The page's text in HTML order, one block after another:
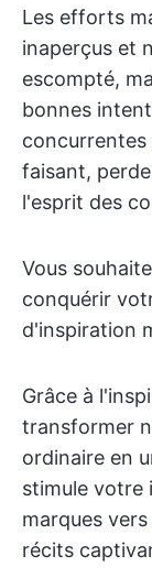
Les efforts
inaperçus et
escompté,
bonnes
faisant,
l'esprit des
Vous
conquérir
d'inspiration
Grâce à
transformer
ordinaire en
stimule votre
marques
récits